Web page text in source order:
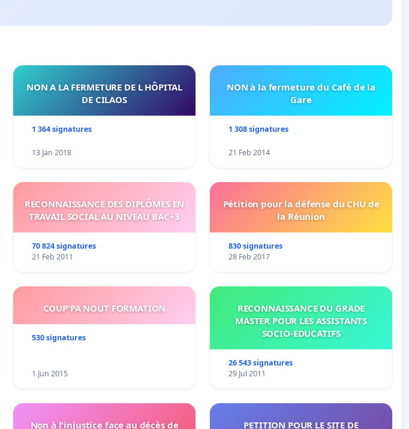
NON A LA FERMETURE DE L HÔPITAL
DE CILAOS
1 364 signatures
13 Jan 2018
NON à la fermeture du Café de la
Gare
1 308 signatures
21 Feb 2014
RECONNAISSANCE DES DIPLÔMES EN
TRAVAIL SOCIAL AU NIVEAU BAC+3
70 824 signatures
21 Feb 2011
Pétition pour la défense du CHU de
la Réunion
830 signatures
28 Feb 2017
COUP'PA NOUT FORMATION
530 signatures
1 Jun 2015
RECONNAISSANCE DU GRADE
MASTER POUR LES ASSISTANTS
SOCIO-EDUCATIFS
26 543 signatures
29 Jul 2011
Non à l'injustice face au décès de
PETITION POUR LE SITE DE